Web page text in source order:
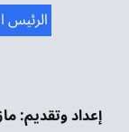
الرئيس
إعداد وتقديم: